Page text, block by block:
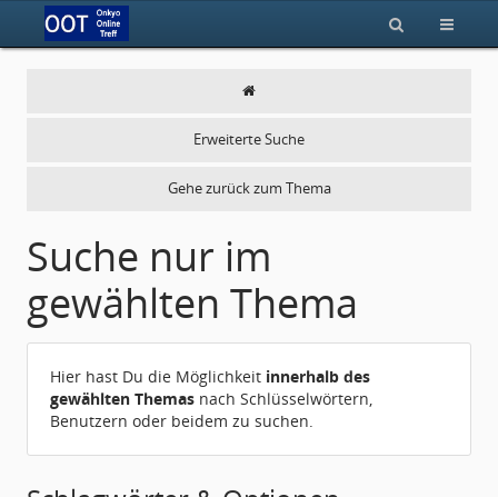
Erweiterte Suche
Gehe zurück zum Thema
Suche nur im
gewählten Thema
Hier hast Du die Möglichkeit innerhalb des
gewählten Themas nach Schlüsselwörtern,
Benutzern oder beidem zu suchen.